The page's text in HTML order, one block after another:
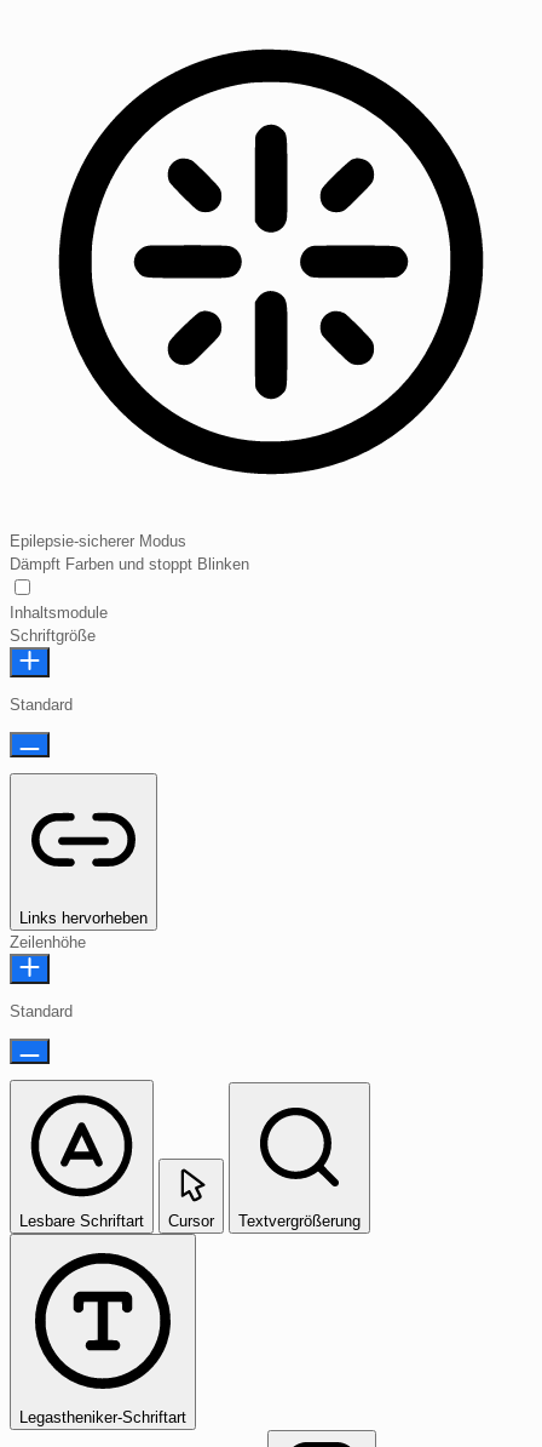
Epilepsie-sicherer Modus
Dämpft Farben und stoppt Blinken
Inhaltsmodule
Schriftgröße
Standard
Links hervorheben
Zeilenhöhe
Standard
Lesbare Schriftart Cursor Textvergrößerung
Legastheniker-Schriftart